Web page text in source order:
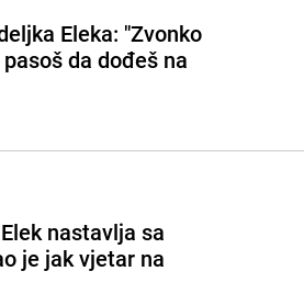
Eleka: "Zvonko
da dođeš na
nastavlja sa
je jak vjetar na